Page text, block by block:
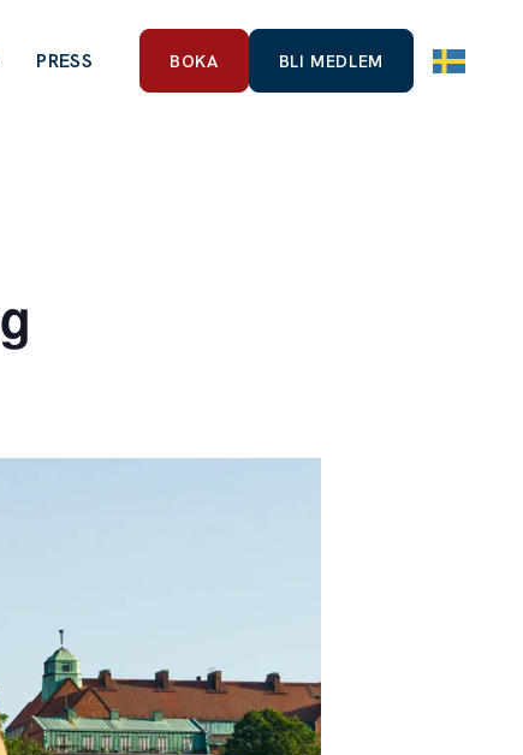
PRESS BOKA BLI MEDLEM